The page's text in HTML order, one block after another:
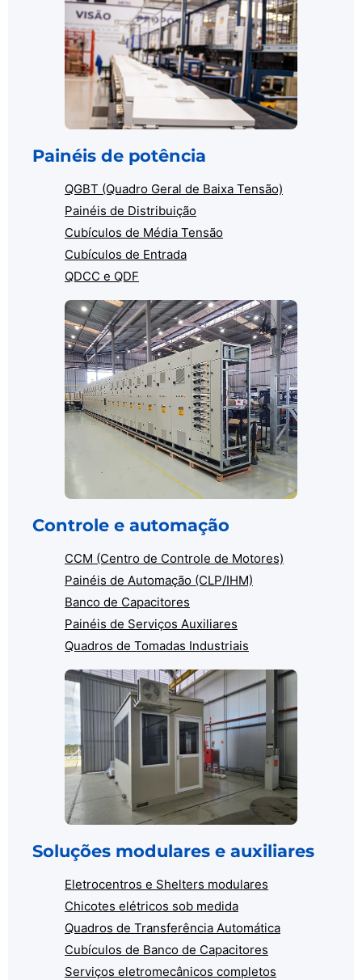
Painéis de potência
QGBT (Quadro Geral de Baixa Tensão)
Painéis de Distribuição
Cubículos de Média Tensão
Cubículos de Entrada
QDCC e QDF
Controle e automação
CCM (Centro de Controle de Motores)
Painéis de Automação (CLP/IHM)
Banco de Capacitores
Painéis de Serviços Auxiliares
Quadros de Tomadas Industriais
Soluções modulares e auxiliares
Eletrocentros e Shelters modulares
Chicotes elétricos sob medida
Quadros de Transferência Automática
Cubículos de Banco de Capacitores
Serviços eletromecânicos completos